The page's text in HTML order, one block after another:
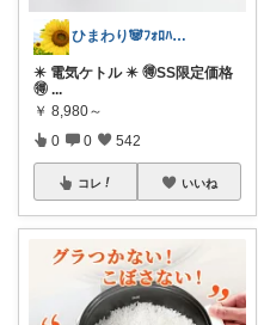
ひまわり🐼ﾌｫﾛﾊﾞ100❤️感謝
✴️ 電気ケトル ✴️ 🉐SS限定価格
🉐 ...
￥ 8,980～
0 0 542
コレ いいね